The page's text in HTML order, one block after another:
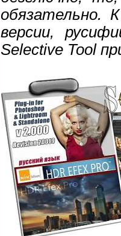
обязательно.
версии,
Selective Tool